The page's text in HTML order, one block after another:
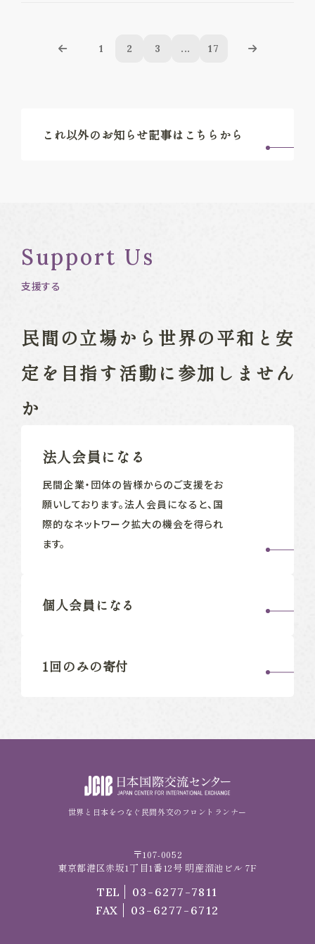
1 2 3 ... 17
これ以外のお知らせ記事はこちらから
Support Us
支援する
民間の立場から 世界の平和と安
定を目指す活動に参加しません
か
法人会員になる
民間企業‧団体の皆様からのご支援をお
願いしております。法人会員になると、国
際的なネットワーク拡大の機会を得られ
ます。
個人会員になる
1回のみの寄付
世界と日本をつなぐ民間外交のフロントランナー
〒107-0052
東京都港区赤坂1丁目1番12号 明産溜池ビル 7F
TEL
03-6277-7811
FAX
03-6277-6712